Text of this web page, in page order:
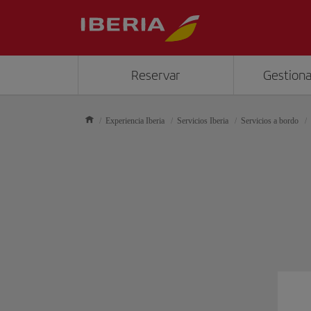
Reservar
Experiencia Iberia Servicios Iberia Servicios a bordo